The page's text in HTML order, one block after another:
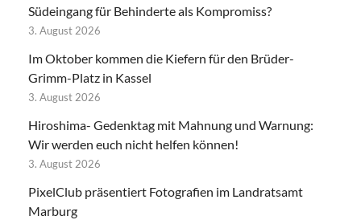
Südeingang für Behinderte als Kompromiss?
3. August 2026
Im Oktober kommen die Kiefern für den Brüder-
Grimm-Platz in Kassel
3. August 2026
Hiroshima- Gedenktag mit Mahnung und Warnung:
Wir werden euch nicht helfen können!
3. August 2026
PixelClub präsentiert Fotografien im Landratsamt
Marburg